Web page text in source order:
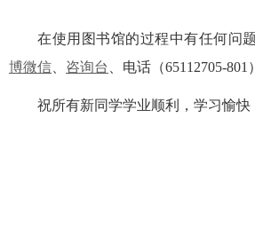
在使用图书馆的过程中有任何问
博微信、 咨询台 、电话（65112705-801
祝所有新同学学业顺利，学习愉快